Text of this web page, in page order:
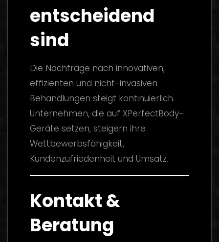
entscheidend
sind
Die Nachfrage nach innovativen,
effizienten und nicht-invasiven
Behandlungen steigt kontinuierlich.
Unternehmen, die auf XPerfectBody-
Geräte setzen, steigern ihre
Wettbewerbsfähigkeit,
Kundenzufriedenheit und Umsatz.
Kontakt &
Beratung